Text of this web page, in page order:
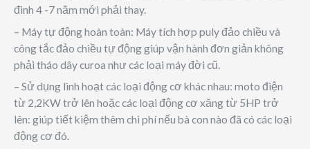
đinh 4 -7 năm mới phải thay.
– Máy tự động hoàn toàn: Máy tích hợp puly đảo chiều và
công tắc đảo chiều tự động giúp vận hành đơn giản không
phải tháo dây curoa như các loại máy đời cũ.
– Sử dụng linh hoạt các loại động cơ khác nhau: moto điện
từ 2,2KW trở lên hoặc các loại động cơ xăng từ 5HP trở
lên: giúp tiết kiệm thêm chi phí nếu bà con nào đã có các loại
động cơ đó.